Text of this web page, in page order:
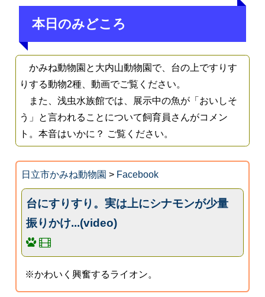
本日のみどころ
かみね動物園と大内山動物園で、台の上ですりす
りする動物2種、動画でご覧ください。
また、浅虫水族館では、展示中の魚が「おいしそ
う」と言われることについて飼育員さんがコメン
ト。本音はいかに？ ご覧ください。
日立市かみね動物園 > Facebook
台にすりすり。実は上にシナモンが少量
振りかけ...(video)
※かわいく興奮するライオン。